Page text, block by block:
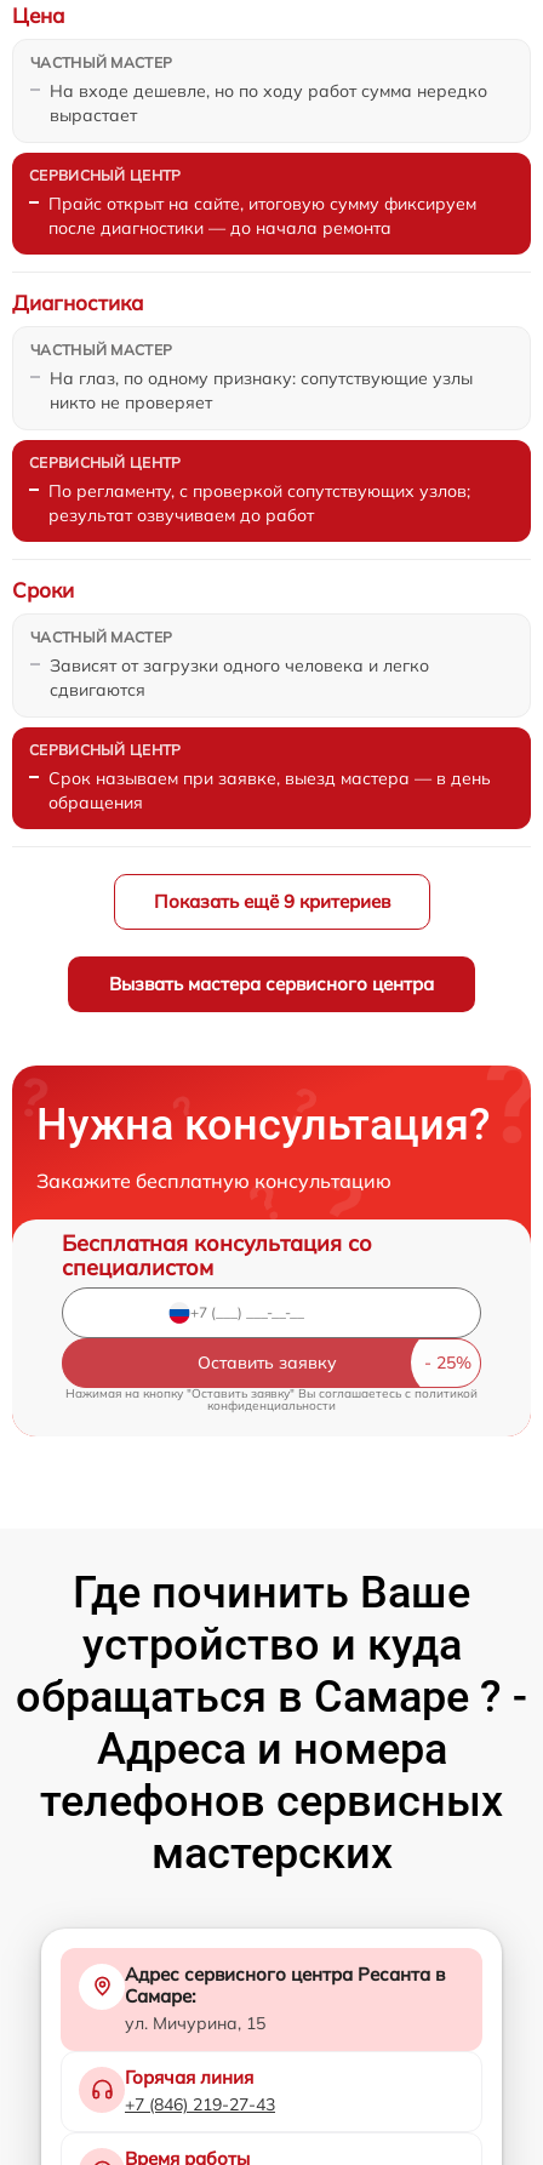
На входе дешевле, но по ходу работ сумма нередко
вырастает
Цена
Прайс открыт на сайте, итоговую сумму фиксируем
после диагностики — до начала ремонта
На глаз, по одному признаку: сопутствующие узлы
никто не проверяет
Диагностика
По регламенту, с проверкой сопутствующих узлов;
результат озвучиваем до работ
Зависят от загрузки одного человека и легко
сдвигаются
Сроки
Срок называем при заявке, выезд мастера — в день
обращения
Показать ещё 9 критериев
Вызвать мастера сервисного центра
Нужна консультация?
Закажите бесплатную консультацию
Бесплатная консультация со
специалистом
Оставить заявку
Нажимая на кнопку "Оставить заявку" Вы соглашаетесь cполитикой
конфиденциальности
Где починить Ваше
устройство и куда
обращаться в Самаре ? -
Адреса и номера
телефонов сервисных
мастерских
Адрес сервисного центра Ресанта в
Самаре:
ул. Мичурина, 15
Горячая линия
+7 (846) 219-27-43
Время работы